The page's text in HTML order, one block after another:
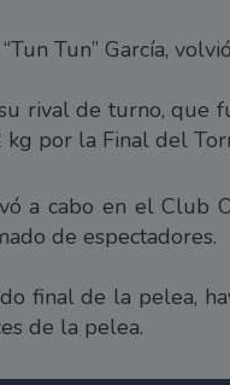
Tun” García,
rival de turno,
kg por la Final del
a cabo en el Club
de espectadores.
final de la pelea,
de la pelea.